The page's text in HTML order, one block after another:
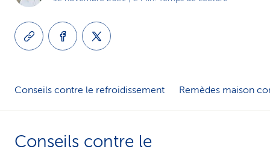
Conseils contre le refroidissement Remèdes maison
Conseils contre le